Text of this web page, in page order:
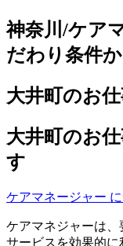
神奈川/ケア
だわり条件
大井町のお
大井町のお
す
ケアマネージャー
ケアマネジャーは
サービスを効果的